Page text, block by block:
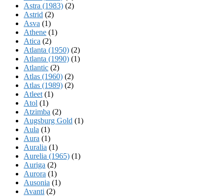
Astra (1983) (2)
Astrid (2)
Asva (1)
Athene (1)
Atica (2)
Atlanta (1950) (2)
Atlanta (1990) (1)
Atlantic (2)
Atlas (1960) (2)
Atlas (1989) (2)
Atleet (1)
Atol (1)
Atzimba (2)
Augsburg Gold (1)
Aula (1)
Aura (1)
Auralia (1)
Aurelia (1965) (1)
Auriga (2)
Aurora (1)
Ausonia (1)
Avanti (2)